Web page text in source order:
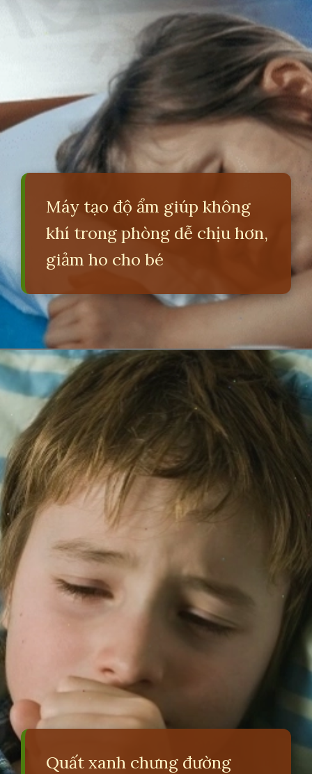
Máy tạo độ ẩm giúp không
khí trong phòng dễ chịu hơn,
giảm ho cho bé
Đang mở https://erci.edu.vn/meo-chua-ho-cho-tre
Quất xanh chưng đường